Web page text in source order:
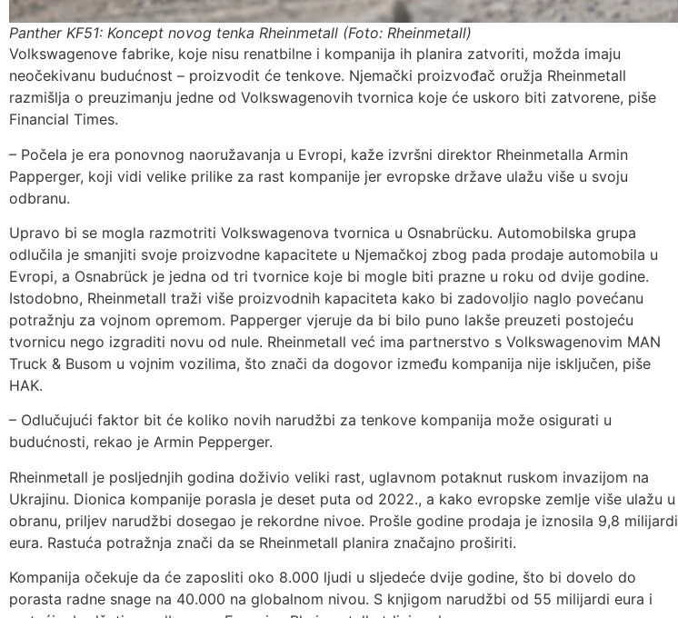
Panther KF51: Koncept novog tenka Rheinmetall (Foto: Rheinmetall)
Volkswagenove fabrike, koje nisu renatbilne i kompanija ih planira zatvoriti, možda imaju
neočekivanu budućnost – proizvodit će tenkove. Njemački proizvođač oružja Rheinmetall
razmišlja o preuzimanju jedne od Volkswagenovih tvornica koje će uskoro biti zatvorene, piše
Financial Times.
– Počela je era ponovnog naoružavanja u Evropi, kaže izvršni direktor Rheinmetalla Armin
Papperger, koji vidi velike prilike za rast kompanije jer evropske države ulažu više u svoju
odbranu.
Upravo bi se mogla razmotriti Volkswagenova tvornica u Osnabrücku. Automobilska grupa
odlučila je smanjiti svoje proizvodne kapacitete u Njemačkoj zbog pada prodaje automobila u
Evropi, a Osnabrück je jedna od tri tvornice koje bi mogle biti prazne u roku od dvije godine.
Istodobno, Rheinmetall traži više proizvodnih kapaciteta kako bi zadovoljio naglo povećanu
potražnju za vojnom opremom. Papperger vjeruje da bi bilo puno lakše preuzeti postojeću
tvornicu nego izgraditi novu od nule. Rheinmetall već ima partnerstvo s Volkswagenovim MAN
Truck & Busom u vojnim vozilima, što znači da dogovor između kompanija nije isključen, piše
HAK.
– Odlučujući faktor bit će koliko novih narudžbi za tenkove kompanija može osigurati u
budućnosti, rekao je Armin Pepperger.
Rheinmetall je posljednjih godina doživio veliki rast, uglavnom potaknut ruskom invazijom na
Ukrajinu. Dionica kompanije porasla je deset puta od 2022., a kako evropske zemlje više ulažu u
obranu, priljev narudžbi dosegao je rekordne nivoe. Prošle godine prodaja je iznosila 9,8 milijardi
eura. Rastuća potražnja znači da se Rheinmetall planira značajno proširiti.
Kompanija očekuje da će zaposliti oko 8.000 ljudi u sljedeće dvije godine, što bi dovelo do
porasta radne snage na 40.000 na globalnom nivou. S knjigom narudžbi od 55 milijardi eura i